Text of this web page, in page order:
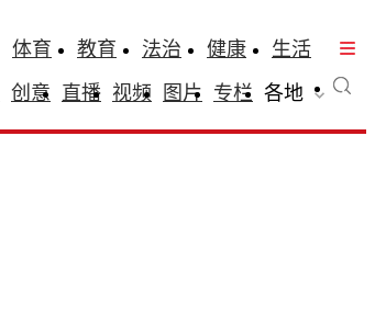
体育 教育 法治 健康
生活
创意 直播 视频 图片 专栏 各地